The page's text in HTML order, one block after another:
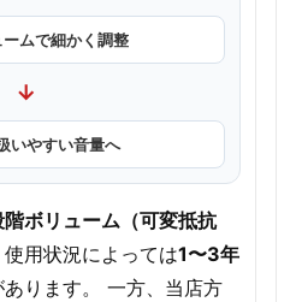
ムで細かく調整
→
いやすい音量へ
ボリューム（可変抵抗
用状況によっては1〜3年
ります。 一方、当店方